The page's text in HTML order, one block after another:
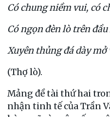
Có chung niềm vui, có
Có ngọn đèn lò trên
Xuyên thủng đá dày mở
(Thợ lò).
Mảng đề tài thứ hai
nhận tinh tế của Trần